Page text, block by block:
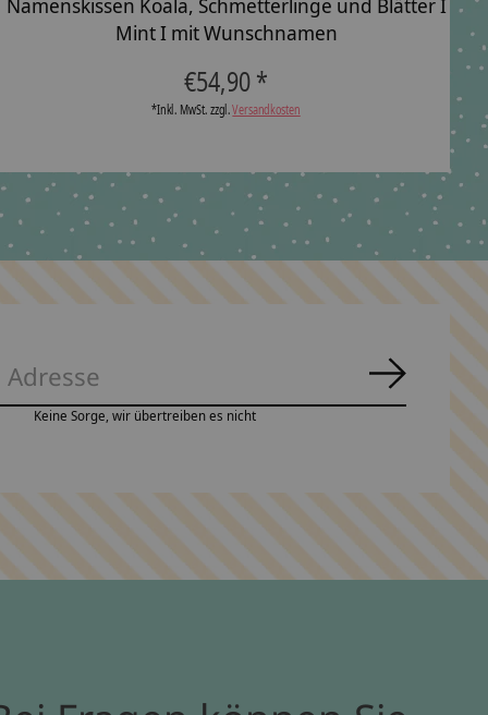
Mint I mit Wunschnamen
€54,90 *
*Inkl. MwSt. zzgl.Versandkosten
Keine Sorge, wir übertreiben es nicht